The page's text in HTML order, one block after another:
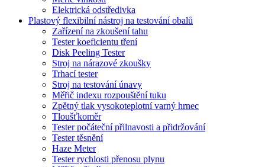
Elektrická odstředivka
Plastový flexibilní nástroj na testování obalů
Zařízení na zkoušení tahu
Tester koeficientu tření
Disk Peeling Tester
Stroj na nárazové zkoušky
Trhací tester
Stroj na testování únavy
Měřič indexu rozpouštění tuku
Zpětný tlak vysokoteplotní varný hrnec
Tloušťkoměr
Tester počáteční přilnavosti a přidržování
Tester těsnění
Haze Meter
Tester rychlosti přenosu plynu